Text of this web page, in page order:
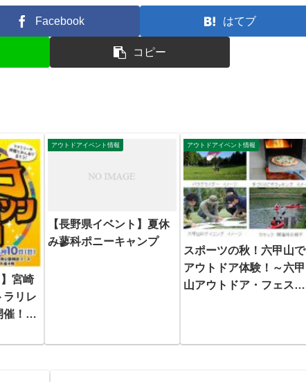
Facebook はてブ
コピー
宮崎
ラリレ
催！～
アウトドアイベント情報
【長野県イベント】夏休
み蓼科ポニーキャンプ
アウトドアイベント情報
スポーツの秋！六甲山で
アウトドア体験！～六甲
山アウトドア・フェスタ